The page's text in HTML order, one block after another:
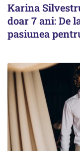
Karina
doar 7 ani: De
pasiunea